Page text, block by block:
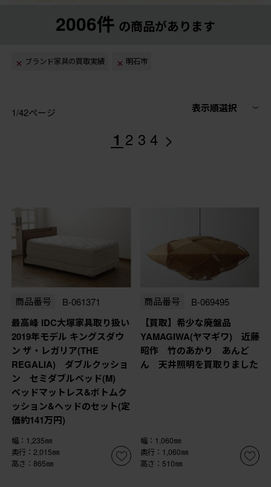
2006件 の商品があります
ブランド家具の買取実績 明石市
1/42ページ 表示順選択
1 2 3 4 >
商品番号 B-061371
最高峰 IDC大塚家具取り扱い
2019年モデル キングスダウ
ン ザ・レガリア(THE
REGALIA) ダブルクッショ
ン セミダブルベッド(M)
ベッドマットレス&ボトムク
ッション&ヘッドのセット(定
価約141万円)
幅：1,235㎜
奥行：2,015㎜
高さ：865㎜
商品番号 B-069495
【買取】希少な廃盤品
YAMAGIWA(ヤマギワ) 近藤
昭作 竹のあかり あんど
ん 天井照明を買取りました
幅：1,060㎜
奥行：1,060㎜
高さ：510㎜